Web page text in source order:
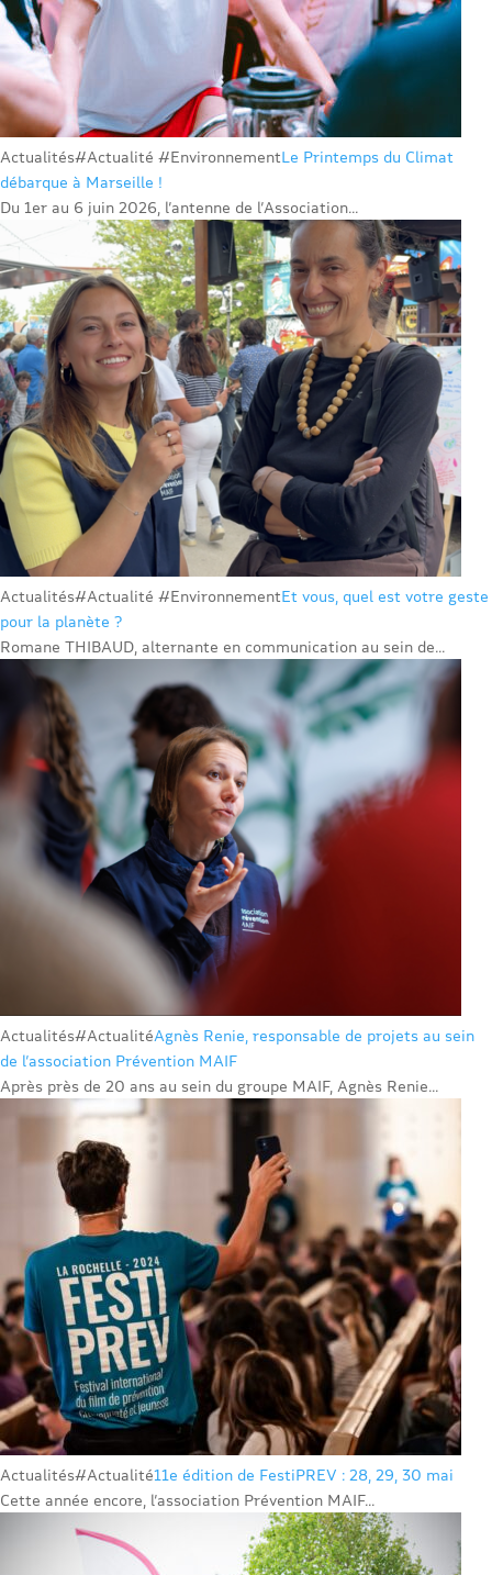
Actualités#Actualité #EnvironnementLe Printemps du Climat
débarque à Marseille !
Du 1er au 6 juin 2026, l’antenne de l’Association...
Actualités#Actualité #EnvironnementEt vous, quel est votre geste
pour la planète ?
Romane THIBAUD, alternante en communication au sein de...
Actualités#ActualitéAgnès Renie, responsable de projets au sein
de l’association Prévention MAIF
Après près de 20 ans au sein du groupe MAIF, Agnès Renie...
Actualités#Actualité11e édition de FestiPREV : 28, 29, 30 mai
Cette année encore, l’association Prévention MAIF...